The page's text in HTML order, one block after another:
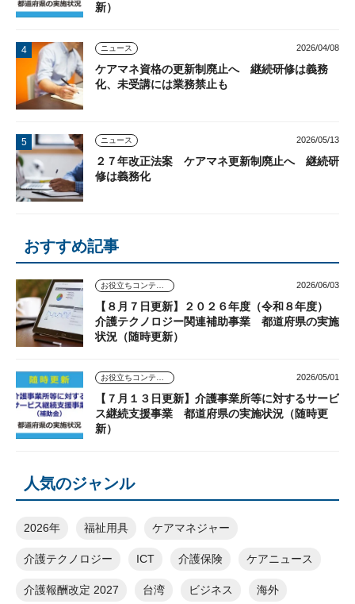
新）
ニュース 2026/04/08
ケアマネ資格の更新制廃止へ 継続研修は義務
化、未受講には業務禁止も
ニュース 2026/05/13
２７年改正法案 ケアマネ更新制廃止へ 継続研
修は義務化
おすすめ記事
お役立ちコンテンツ 2026/06/03
【８月７日更新】２０２６年度（令和８年度）
介護テクノロジー関連補助事業 都道府県の実施
状況（随時更新）
お役立ちコンテンツ 2026/05/01
【７月１３日更新】介護事業所等に対するサービ
ス継続支援事業 都道府県の実施状況（随時更
新）
人気のジャンル
2026年 福祉用具 ケアマネジャー
介護テクノロジー ICT 介護保険 ケアニュース
介護報酬改定 2027 台湾 ビジネス 海外